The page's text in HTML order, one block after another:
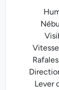
Lever